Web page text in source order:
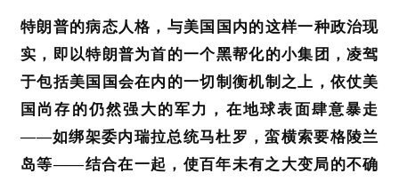
特朗普的病态人格，与美国国内的这样一种政治现
实，即以特朗普为首的一个黑帮化的小集团，凌驾
于包括美国国会在内的一切制衡机制之上，依仗美
国尚存的仍然强大的军力，在地球表面肆意暴走
——如绑架委内瑞拉总统马杜罗，蛮横索要格陵兰
岛等——结合在一起，使百年未有之大变局的不确